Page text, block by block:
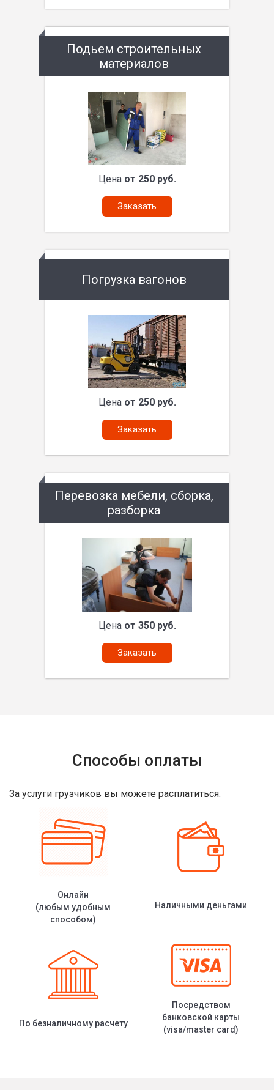
Подьем строительных
материалов
Цена от 250 руб.
Заказать
Погрузка вагонов
Цена от 250 руб.
Заказать
Перевозка мебели, сборка,
разборка
Цена от 350 руб.
Заказать
Способы оплаты
За услуги грузчиков вы можете расплатиться:
Онлайн
(любым удобным
способом)
Наличными деньгами
По безналичному расчету
Посредством
банковской карты
(visa/master card)